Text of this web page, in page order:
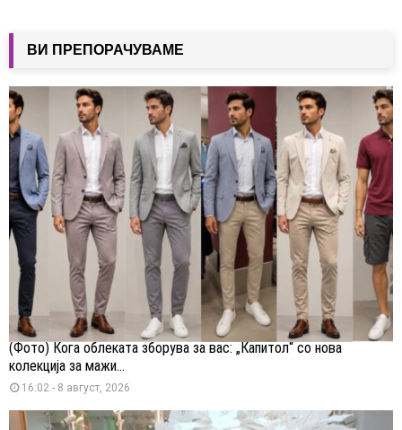
ВИ ПРЕПОРАЧУВАМЕ
(Фото) Кога облеката зборува за вас: „Капитол“ со нова
колекција за мажи...
16:02 - 8 август, 2026